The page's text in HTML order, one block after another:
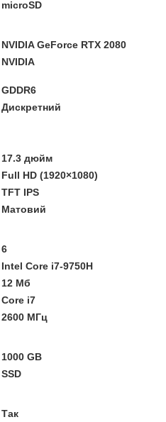
microSD
NVIDIA GeForce RTX 2080
NVIDIA
GDDR6
Дискретний
17.3 дюйм
Full HD (1920×1080)
TFT IPS
Матовий
6
Intel Core i7-9750H
12 Мб
Core i7
2600 МГц
1000 GB
SSD
Так